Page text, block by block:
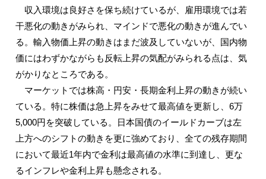
収入環境は良好さを保ち続けているが、雇用環境では若
干悪化の動きがみられ、マインドで悪化の動きが進んでい
る。輸入物価上昇の動きはまだ波及していないが、国内物
価にはわずかながらも反転上昇の気配がみられる点は、気
がかりなところである。
マーケットでは株高・円安・長期金利上昇の動きが続い
ている。特に株価は急上昇をみせて最高値を更新し、6万
5,000円を突破している。日本国債のイールドカーブは左
上方へのシフトの動きを更に強めており、全ての残存期間
において最近1年内で金利は最高値の水準に到達し、更な
るインフレや金利上昇も懸念される。